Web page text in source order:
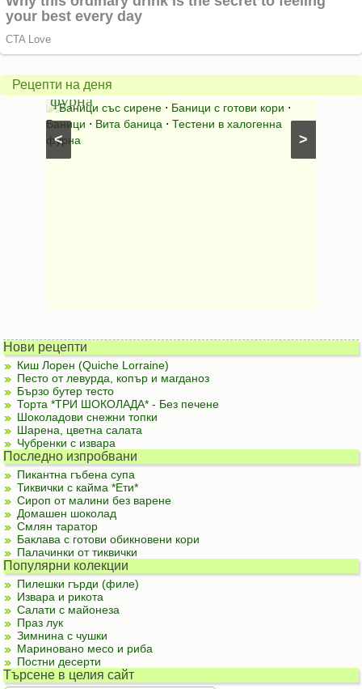
Рецепти на деня
>
<
Вита
баница
в
халогенна
фурна
Баници със сирене ⋅ Баници с готови кори ⋅
Баници ⋅ Вита баница ⋅ Тестени в халогенна
фурна
за
Нови рецепти
Киш Лорен (Quiche Lorraine)
Песто от левурда, копър и магданоз
Бързо бутер тесто
Торта *ТРИ ШОКОЛАДА* - Без печене
Шоколадови снежни топки
Шарена, цветна салата
Чубренки с извара
Последно изпробвани
Пикантна гъбена супа
Тиквички с кайма *Ети*
Сироп от малини без варене
Домашен шоколад
Смлян таратор
Баклава с готови обикновени кори
Палачинки от тиквички
Популярни колекции
Пилешки гърди (филе)
Извара и рикота
Салати с майонеза
Праз лук
Зимнина с чушки
Мариновано месо и риба
Постни десерти
Търсене в целия сайт